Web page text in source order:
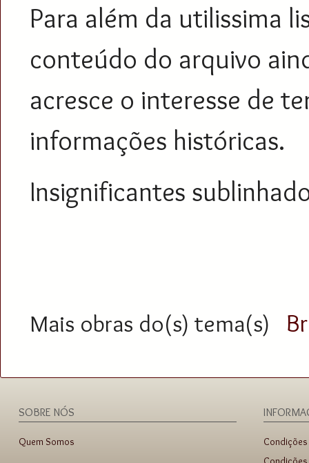
Para além da utilissima
conteúdo do arquivo
acresce o interesse de
informações históricas.
Insignificantes
Mais obras do(s) tema(s)
SOBRE NÓS
Quem Somos